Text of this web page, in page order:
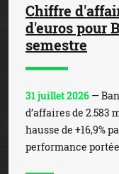
Chiffre
d'euros pour
semestre
31 juillet 2026 —
d’affaires de 2.583
hausse de +16,9%
performance